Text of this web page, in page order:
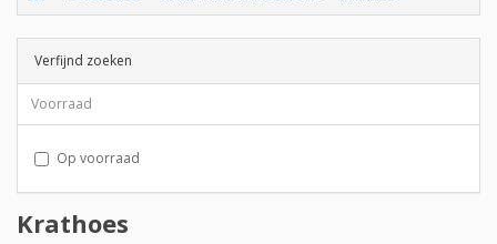
Verfijnd zoeken
Voorraad
Op voorraad
Krathoes